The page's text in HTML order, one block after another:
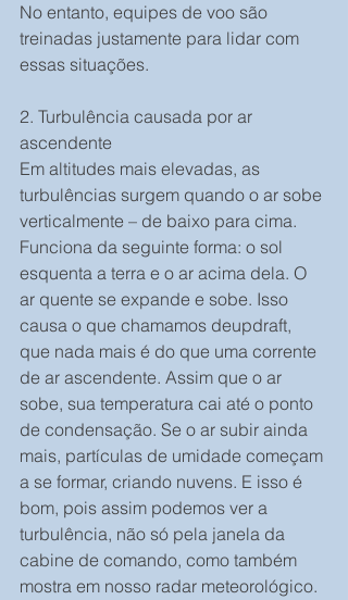
No entanto, equipes de voo são
treinadas justamente para lidar com
essas situações.
2. Turbulência causada por ar
ascendente
Em altitudes mais elevadas, as
turbulências surgem quando o ar sobe
verticalmente – de baixo para cima.
Funciona da seguinte forma: o sol
esquenta a terra e o ar acima dela. O
ar quente se expande e sobe. Isso
causa o que chamamos deupdraft,
que nada mais é do que uma corrente
de ar ascendente. Assim que o ar
sobe, sua temperatura cai até o ponto
de condensação. Se o ar subir ainda
mais, partículas de umidade começam
a se formar, criando nuvens. E isso é
bom, pois assim podemos ver a
turbulência, não só pela janela da
cabine de comando, como também
mostra em nosso radar meteorológico.